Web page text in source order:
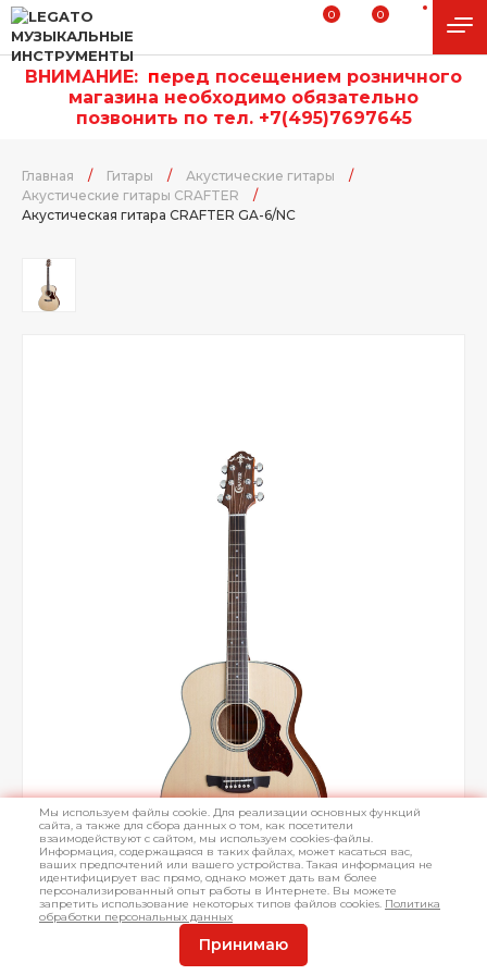
0 0
ВНИМАНИЕ: перед посещением розничного
магазина необходимо обязательно
позвонить по тел. +7(495)7697645
Главная / Гитары / Акустические гитары
/
Акустические гитары CRAFTER
/
Акустическая гитара CRAFTER GA-6/NС
Мы используем файлы cookie. Для реализации основных функций
сайта, а также для сбора данных о том, как посетители
взаимодействуют с сайтом, мы используем cookies-файлы.
Информация, содержащаяся в таких файлах, может касаться вас,
ваших предпочтений или вашего устройства. Такая информация не
идентифицирует вас прямо, однако может дать вам более
персонализированный опыт работы в Интернете. Вы можете
запретить использование некоторых типов файлов cookies. Политика
обработки персональных данных
Принимаю